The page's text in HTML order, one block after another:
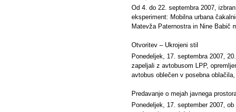
Od 4. do 22. septembra 2007,
eksperiment: Mobilna urbana
Matevža Paternostra in Nine Babič
Otvoritev – Ukrojeni stil
Ponedeljek, 17. septembra 2007,
zapeljali z avtobusom LPP,
avtobus oblečen v posebna
Predavanje o mejah javnega
Ponedeljek, 17. september 2007,